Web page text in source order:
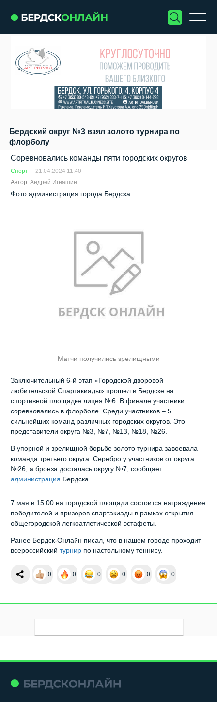
Бердский округ №3 взял золото турнира по
флорболу
Соревновались команды пяти городских округов
Спорт
21.04.2024 11:40
Автор:Андрей Игнашин
Фото администрация города Бердска
Матчи получились зрелищными
Заключительный 6-й этап «Городской дворовой
любительской Спартакиады» прошел в Бердске на
спортивной площадке лицея №6. В финале участники
соревновались в флорболе. Среди участников – 5
сильнейших команд различных городских округов. Это
представители округа №3, №7, №13, №18, №26.
В упорной и зрелищной борьбе золото турнира завоевала
команда третьего округа. Серебро у участников от округа
№26, а бронза досталась округу №7, сообщает
администрация Бердска.
7 мая в 15:00 на городской площади состоится награждение
победителей и призеров спартакиады в рамках открытия
общегородской легкоатлетической эстафеты.
Ранее Бердск-Онлайн писал, что в нашем городе проходит
всероссийскийтурнир по настольному теннису.
0 0 0 0 0 0